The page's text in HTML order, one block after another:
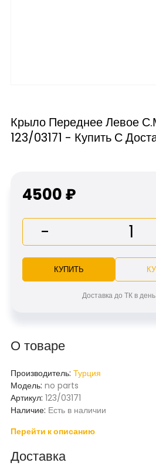
Крыло Переднее Левое
123/03171 - Купить С
О товаре
Производитель: Турция
Модель: no parts
Артикул: 123/03171
Наличие: Есть в наличии
Перейти к описанию
Доставка
4500 ₽
-
КУПИТЬ
Доставка до ТК в